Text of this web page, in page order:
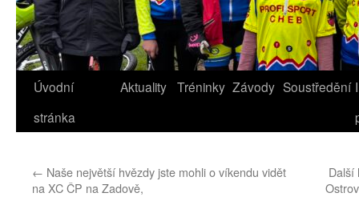
Úvodní
stránka
Aktuality Tréninky Závody Soustředění
← Naše největší hvězdy jste mohli o víkendu vidět
na XC ČP na Zadově,
Další